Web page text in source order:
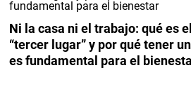
Ni la casa ni el trabajo: qué es el
“tercer lugar” y por qué tener
es fundamental para el